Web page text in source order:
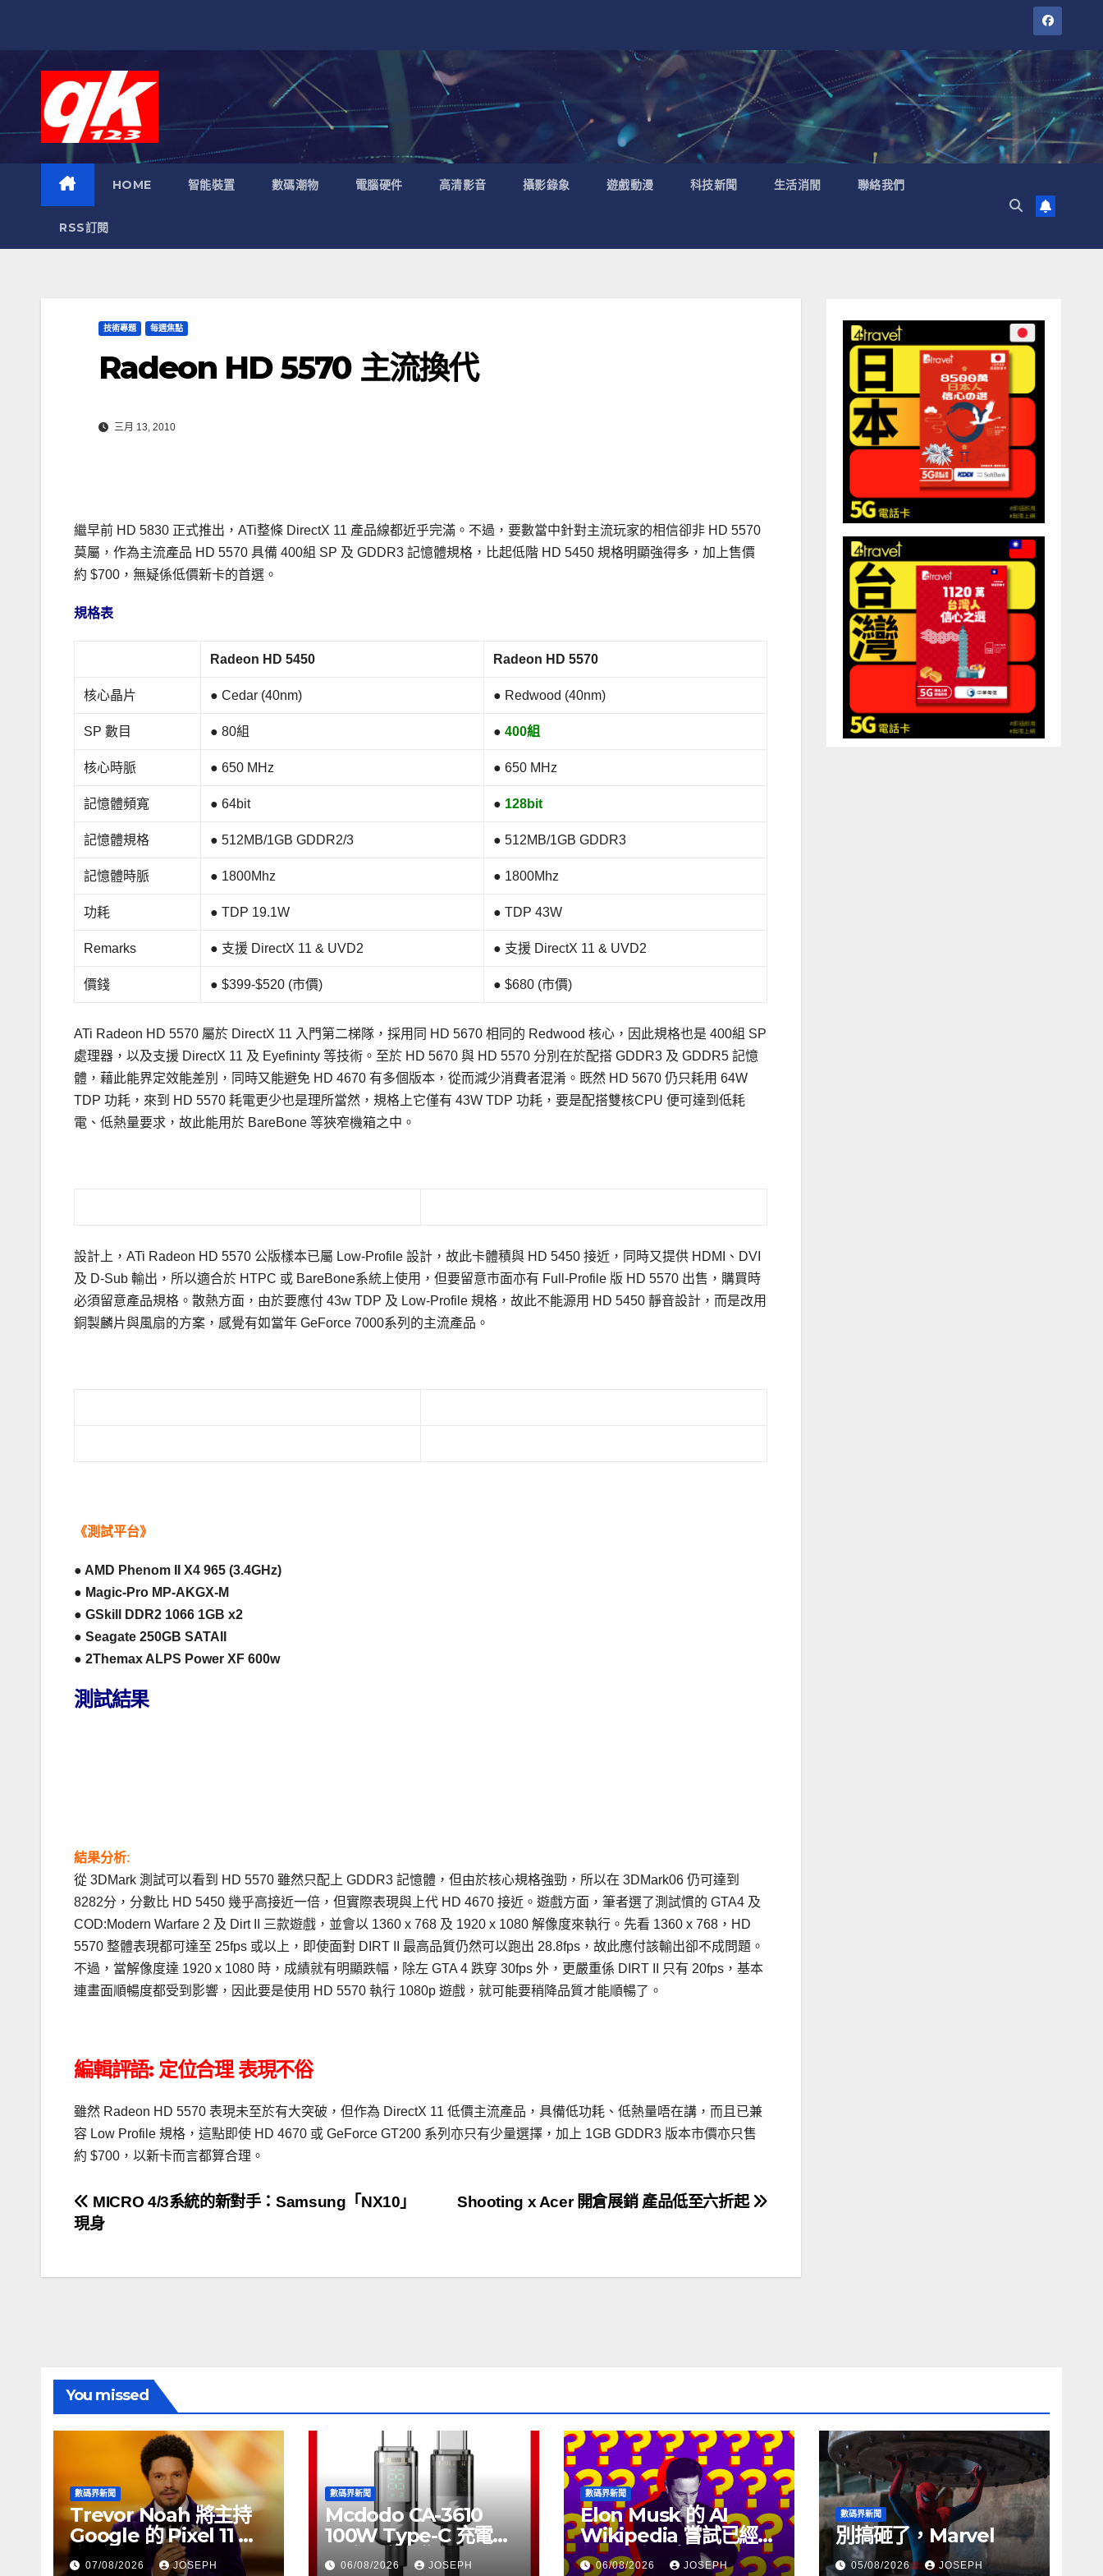
HOME 智能裝置 數碼潮物 電腦硬件 高清影音 攝影錄象 遊戲動漫 科技新聞 生活消閒 聯絡我們
RSS訂閱
技術專題 每週焦點
Radeon HD 5570 主流換代
三月 13, 2010
繼早前 HD 5830 正式推出，ATi整條 DirectX 11 產品線都近乎完滿。不過，要數當中針對主流玩家的相信卻非 HD 5570
莫屬，作為主流產品 HD 5570 具備 400組 SP 及 GDDR3 記憶體規格，比起低階 HD 5450 規格明顯強得多，加上售價
約 $700，無疑係低價新卡的首選。
規格表
Radeon HD 5450 Radeon HD 5570
核心晶片 ● Cedar (40nm) ● Redwood (40nm)
SP 數目 ● 80組 ●400組
核心時脈 ● 650 MHz ● 650 MHz
記憶體頻寬 ● 64bit ● 128bit
記憶體規格 ● 512MB/1GB GDDR2/3 ● 512MB/1GB GDDR3
記憶體時脈 ● 1800Mhz ● 1800Mhz
功耗 ● TDP 19.1W ● TDP 43W
Remarks ● 支援 DirectX 11 & UVD2 ● 支援 DirectX 11 & UVD2
價錢 ● $399-$520 (市價) ●$680 (市價)
ATi Radeon HD 5570 屬於 DirectX 11 入門第二梯隊，採用同 HD 5670 相同的 Redwood 核心，因此規格也是 400組 SP
處理器，以及支援 DirectX 11 及 Eyefininty 等技術。至於 HD 5670 與 HD 5570 分別在於配搭 GDDR3 及 GDDR5 記憶
體，藉此能界定效能差別，同時又能避免 HD 4670 有多個版本，從而減少消費者混淆。既然 HD 5670 仍只耗用 64W
TDP 功耗，來到 HD 5570 耗電更少也是理所當然，規格上它僅有 43W TDP 功耗，要是配搭雙核CPU 便可達到低耗
電、低熱量要求，故此能用於 BareBone 等狹窄機箱之中。
設計上，ATi Radeon HD 5570 公版樣本已屬 Low-Profile 設計，故此卡體積與 HD 5450 接近，同時又提供 HDMI、DVI
及 D-Sub 輸出，所以適合於 HTPC 或 BareBone系統上使用，但要留意市面亦有 Full-Profile 版 HD 5570 出售，購買時
必須留意產品規格。散熱方面，由於要應付 43w TDP 及 Low-Profile 規格，故此不能源用 HD 5450 靜音設計，而是改用
銅製麟片與風扇的方案，感覺有如當年 GeForce 7000系列的主流產品。
《測試平台》
● AMD Phenom II X4 965 (3.4GHz)
● Magic-Pro MP-AKGX-M
● GSkill DDR2 1066 1GB x2
● Seagate 250GB SATAII
● 2Themax ALPS Power XF 600w
測試結果
結果分析:
從 3DMark 測試可以看到 HD 5570 雖然只配上 GDDR3 記憶體，但由於核心規格強勁，所以在 3DMark06 仍可達到
8282分，分數比 HD 5450 幾乎高接近一倍，但實際表現與上代 HD 4670 接近。遊戲方面，筆者選了測試慣的 GTA4 及
COD:Modern Warfare 2 及 Dirt II 三款遊戲，並會以 1360 x 768 及 1920 x 1080 解像度來執行。先看 1360 x 768，HD
5570 整體表現都可達至 25fps 或以上，即使面對 DIRT II 最高品質仍然可以跑出 28.8fps，故此應付該輸出卻不成問題。
不過，當解像度達 1920 x 1080 時，成績就有明顯跌幅，除左 GTA 4 跌穿 30fps 外，更嚴重係 DIRT II 只有 20fps，基本
連畫面順暢度都受到影響，因此要是使用 HD 5570 執行 1080p 遊戲，就可能要稍降品質才能順暢了。
編輯評語: 定位合理 表現不俗
雖然 Radeon HD 5570 表現未至於有大突破，但作為 DirectX 11 低價主流產品，具備低功耗、低熱量唔在講，而且已兼
容 Low Profile 規格，這點即使 HD 4670 或 GeForce GT200 系列亦只有少量選擇，加上 1GB GDDR3 版本市價亦只售
約 $700，以新卡而言都算合理。
文
章
導
Shooting x Acer 開倉展銷 產品低至六折起
MICRO 4/3系統的新對手：Samsung「NX10」
現身
You missed
數碼界新聞
Trevor Noah 將主持
Google 的 Pixel 11 推
介活動
07/08/2026 JOSEPH
數碼界新聞
Mcdodo CA-3610
100W Type-C 充電線
正式上市，售價
06/08/2026 JOSEPH
數碼界新聞
Elon Musk 的 AI
Wikipedia 嘗試已經幾
個月沒有更新了
06/08/2026 JOSEPH
數碼界新聞
別搞砸了，Marvel
05/08/2026 JOSEPH